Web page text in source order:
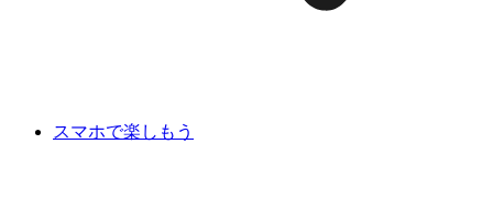
スマホで楽しもう